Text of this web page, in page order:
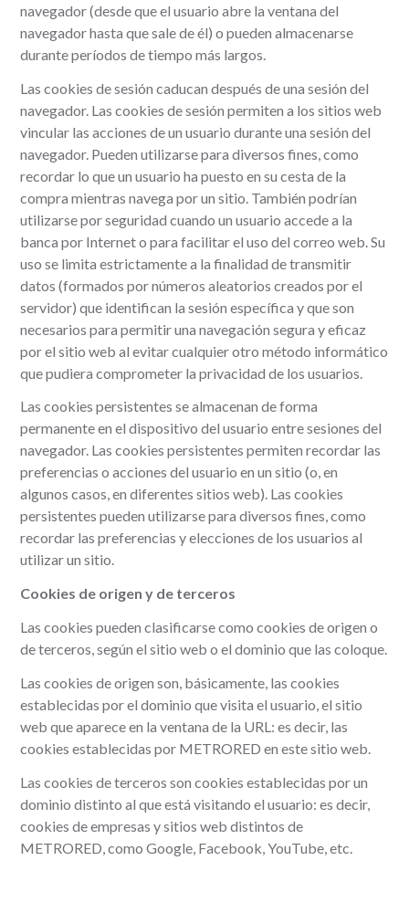
navegador (desde que el usuario abre la ventana del
navegador hasta que sale de él) o pueden almacenarse
durante períodos de tiempo más largos.
Las cookies de sesión caducan después de una sesión del
navegador. Las cookies de sesión permiten a los sitios web
vincular las acciones de un usuario durante una sesión del
navegador. Pueden utilizarse para diversos fines, como
recordar lo que un usuario ha puesto en su cesta de la
compra mientras navega por un sitio. También podrían
utilizarse por seguridad cuando un usuario accede a la
banca por Internet o para facilitar el uso del correo web. Su
uso se limita estrictamente a la finalidad de transmitir
datos (formados por números aleatorios creados por el
servidor) que identifican la sesión específica y que son
necesarios para permitir una navegación segura y eficaz
por el sitio web al evitar cualquier otro método informático
que pudiera comprometer la privacidad de los usuarios.
Las cookies persistentes se almacenan de forma
permanente en el dispositivo del usuario entre sesiones del
navegador. Las cookies persistentes permiten recordar las
preferencias o acciones del usuario en un sitio (o, en
algunos casos, en diferentes sitios web). Las cookies
persistentes pueden utilizarse para diversos fines, como
recordar las preferencias y elecciones de los usuarios al
utilizar un sitio.
Cookies de origen y de terceros
Las cookies pueden clasificarse como cookies de origen o
de terceros, según el sitio web o el dominio que las coloque.
Las cookies de origen son, básicamente, las cookies
establecidas por el dominio que visita el usuario, el sitio
web que aparece en la ventana de la URL: es decir, las
cookies establecidas por METRORED en este sitio web.
Las cookies de terceros son cookies establecidas por un
dominio distinto al que está visitando el usuario: es decir,
cookies de empresas y sitios web distintos de
METRORED, como Google, Facebook, YouTube, etc.